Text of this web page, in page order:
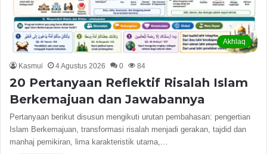
Akhlaq
Kasmui 4 Agustus 2026 0 84
20 Pertanyaan Reflektif Risalah Islam
Berkemajuan dan Jawabannya
Pertanyaan berikut disusun mengikuti urutan pembahasan: pengertian
Islam Berkemajuan, transformasi risalah menjadi gerakan, tajdid dan
manhaj pemikiran, lima karakteristik utama,…